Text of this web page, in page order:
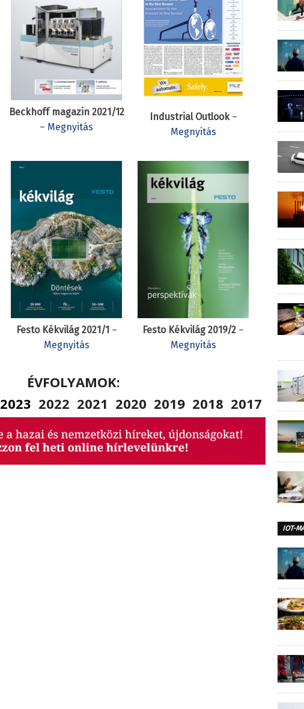
Beckhoff magazin 2021/12
– Megnyitás
Industrial Outlook–
Megnyitás
Festo Kékvilág 2021/1 –
Megnyitás
Festo Kékvilág 2019/2 –
Megnyitás
ÉVFOLYAMOK:
2023 2022 2021 2020 2019 2018 2017
IOT-